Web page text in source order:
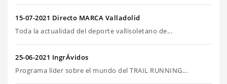
15-07-2021 Directo MARCA Valladolid
Toda la actualidad del deporte vallisoletano de...
25-06-2021 IngrÁvidos
Programa líder sobre el mundo del TRAIL RUNNING...